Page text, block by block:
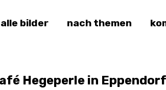
alle bilder nach themen
Hegeperle in